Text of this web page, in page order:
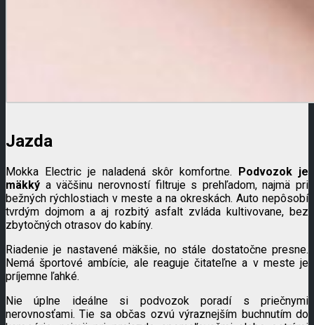
Jazda
Mokka Electric je naladená skôr komfortne. Podvozok je
mäkký a väčšinu nerovností filtruje s prehľadom, najmä pri
bežných rýchlostiach v meste a na okreskách. Auto nepôsobí
tvrdým dojmom a aj rozbitý asfalt zvláda kultivovane, bez
zbytočných otrasov do kabíny.
Riadenie je nastavené mäkšie, no stále dostatočne presne.
Nemá športové ambície, ale reaguje čitateľne a v meste je
príjemne ľahké.
Nie úplne ideálne si podvozok poradí s priečnymi
nerovnosťami. Tie sa občas ozvú výraznejším buchnutím do